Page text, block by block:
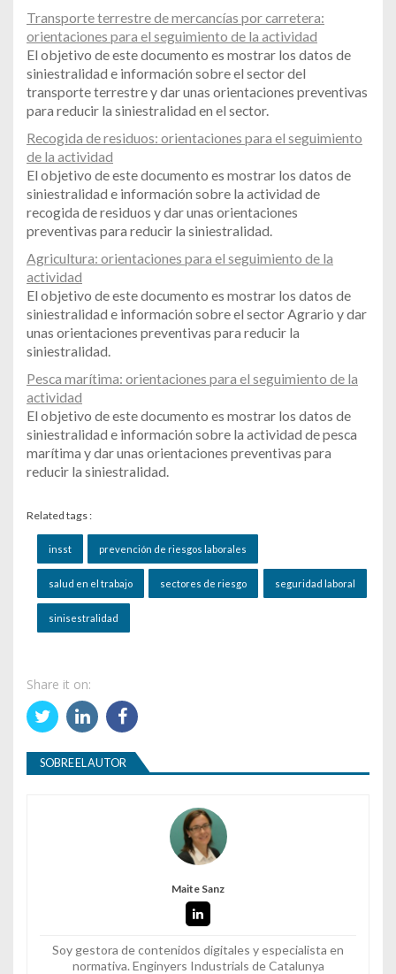
Transporte terrestre de mercancías por carretera:
orientaciones para el seguimiento de la actividad
El objetivo de este documento es mostrar los datos de
siniestralidad e información sobre el sector del
transporte terrestre y dar unas orientaciones preventivas
para reducir la siniestralidad en el sector.
Recogida de residuos: orientaciones para el seguimiento
de la actividad
El objetivo de este documento es mostrar los datos de
siniestralidad e información sobre la actividad de
recogida de residuos y dar unas orientaciones
preventivas para reducir la siniestralidad.
Agricultura: orientaciones para el seguimiento de la
actividad
El objetivo de este documento es mostrar los datos de
siniestralidad e información sobre el sector Agrario y dar
unas orientaciones preventivas para reducir la
siniestralidad.
Pesca marítima: orientaciones para el seguimiento de la
actividad
El objetivo de este documento es mostrar los datos de
siniestralidad e información sobre la actividad de pesca
marítima y dar unas orientaciones preventivas para
reducir la siniestralidad.
Related tags :
insst prevención de riesgos laborales
salud en el trabajo sectores de riesgo seguridad laboral
sinisestralidad
Share it on:
SOBRE EL AUTOR
Maite Sanz
Soy gestora de contenidos digitales y especialista en
normativa. Enginyers Industrials de Catalunya